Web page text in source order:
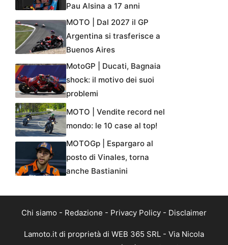
Pau Alsina a 17 anni
MOTO | Dal 2027 il GP
Argentina si trasferisce a
Buenos Aires
MotoGP | Ducati, Bagnaia
shock: il motivo dei suoi
problemi
MOTO | Vendite record nel
mondo: le 10 case al top!
MOTOGp | Espargaro al
posto di Vinales, torna
anche Bastianini
Chi siamo - Redazione - Privacy Policy - Disclaimer
Lamoto.it di proprietà di WEB 365 SRL - Via Nicola